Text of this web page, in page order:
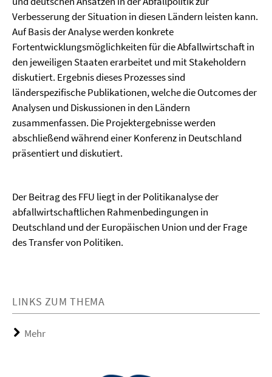
Verbesserung der Situation in diesen Ländern leisten kann.
Auf Basis der Analyse werden konkrete
Fortentwicklungsmöglichkeiten für die Abfallwirtschaft in
den jeweiligen Staaten erarbeitet und mit Stakeholdern
diskutiert. Ergebnis dieses Prozesses sind
länderspezifische Publikationen, welche die Outcomes der
Analysen und Diskussionen in den Ländern
zusammenfassen. Die Projektergebnisse werden
abschließend während einer Konferenz in Deutschland
präsentiert und diskutiert.
Der Beitrag des FFU liegt in der Politikanalyse der
abfallwirtschaftlichen Rahmenbedingungen in
Deutschland und der Europäischen Union und der Frage
des Transfer von Politiken.
LINKS ZUM THEMA
Mehr